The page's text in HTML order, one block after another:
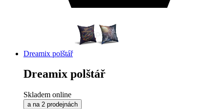
Dreamix polštář
Dreamix polštář
Skladem online
a na 2 prodejnách